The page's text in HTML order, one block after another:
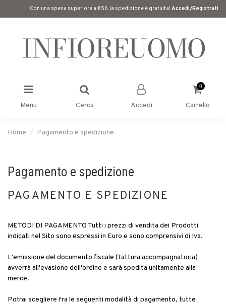
Con una spesa superiore a €56, la spedizione è gratuita! Accedi/Registrati
Menu Cerca Accedi
0
Carrello
Home Pagamento e spedizione
Pagamento e spedizione
PAGAMENTO E SPEDIZIONE
METODI DI PAGAMENTO Tutti i prezzi di vendita dei Prodotti
indicati nel Sito sono espressi in Euro e sono comprensivi di Iva.
L'emissione del documento fiscale (fattura accompagnatoria)
avverrà all'evasione dell'ordine e sarà spedita unitamente alla
merce.
Potrai scegliere fra le seguenti modalità di pagamento, tutte